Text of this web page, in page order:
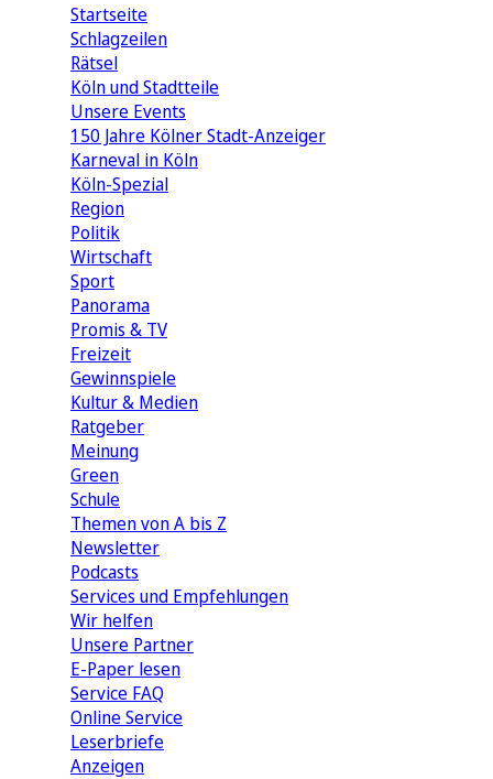
Startseite
Schlagzeilen
Rätsel
Köln und Stadtteile
Unsere Events
150 Jahre Kölner Stadt-Anzeiger
Karneval in Köln
Köln-Spezial
Region
Politik
Wirtschaft
Sport
Panorama
Promis & TV
Freizeit
Gewinnspiele
Kultur & Medien
Ratgeber
Meinung
Green
Schule
Themen von A bis Z
Newsletter
Podcasts
Services und Empfehlungen
Wir helfen
Unsere Partner
E-Paper lesen
Service FAQ
Online Service
Leserbriefe
Anzeigen